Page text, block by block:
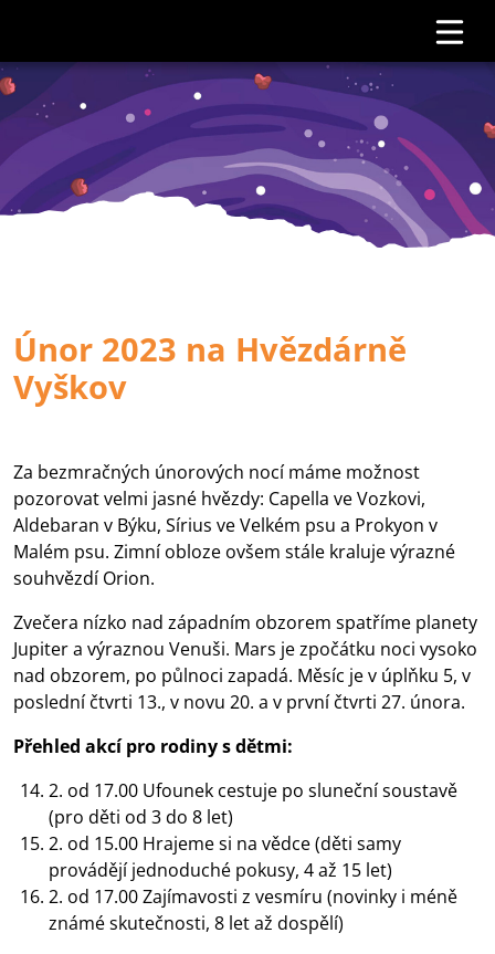
Únor 2023 na Hvězdárně
Vyškov
Za bezmračných únorových nocí máme možnost
pozorovat velmi jasné hvězdy: Capella ve Vozkovi,
Aldebaran v Býku, Sírius ve Velkém psu a Prokyon v
Malém psu. Zimní obloze ovšem stále kraluje výrazné
souhvězdí Orion.
Zvečera nízko nad západním obzorem spatříme planety
Jupiter a výraznou Venuši. Mars je zpočátku noci vysoko
nad obzorem, po půlnoci zapadá. Měsíc je v úplňku 5, v
poslední čtvrti 13., v novu 20. a v první čtvrti 27. února.
Přehled akcí pro rodiny s dětmi:
2. od 17.00 Ufounek cestuje po sluneční soustavě
(pro děti od 3 do 8 let)
2. od 15.00 Hrajeme si na vědce (děti samy
provádějí jednoduché pokusy, 4 až 15 let)
2. od 17.00 Zajímavosti z vesmíru (novinky i méně
známé skutečnosti, 8 let až dospělí)